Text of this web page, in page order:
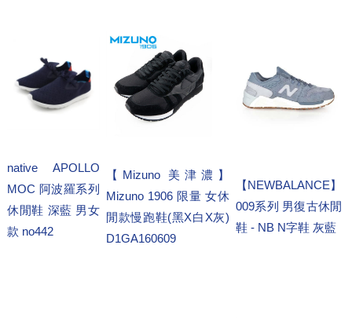
native APOLLO
MOC 阿波羅系列
休閒鞋 深藍 男女
款 no442
【Mizuno 美津濃】
Mizuno 1906 限量 女休
閒款慢跑鞋(黑X白X灰)
D1GA160609
【NEWBALANCE】
009系列 男復古休閒
鞋 - NB N字鞋 灰藍